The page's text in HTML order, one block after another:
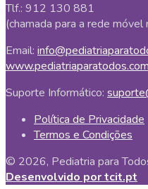
Tlf.: 912 130 881
(chamada para a rede móvel
Email:
www.pediatriaparatodos.com
Suporte Informático:
Política de Privacidade
Termos e Condições
© 2026, Pediatria para
Desenvolvido por tcit.pt